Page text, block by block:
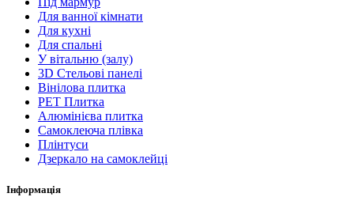
Для ванної кімнати
Для кухні
Для спальні
У вітальню (залу)
3D Стельові панелі
Вінілова плитка
PET Плитка
Алюмінієва плитка
Самоклеюча плівка
Плінтуси
Дзеркало на самоклейці
Інформація